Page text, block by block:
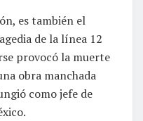
es también el
de la línea 12
provocó la muerte
obra manchada
como jefe de